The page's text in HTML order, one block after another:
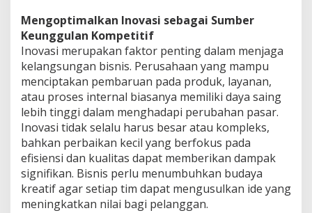
Mengoptimalkan Inovasi sebagai Sumber
Keunggulan Kompetitif
Inovasi merupakan faktor penting dalam menjaga
kelangsungan bisnis. Perusahaan yang mampu
menciptakan pembaruan pada produk, layanan,
atau proses internal biasanya memiliki daya saing
lebih tinggi dalam menghadapi perubahan pasar.
Inovasi tidak selalu harus besar atau kompleks,
bahkan perbaikan kecil yang berfokus pada
efisiensi dan kualitas dapat memberikan dampak
signifikan. Bisnis perlu menumbuhkan budaya
kreatif agar setiap tim dapat mengusulkan ide yang
meningkatkan nilai bagi pelanggan.